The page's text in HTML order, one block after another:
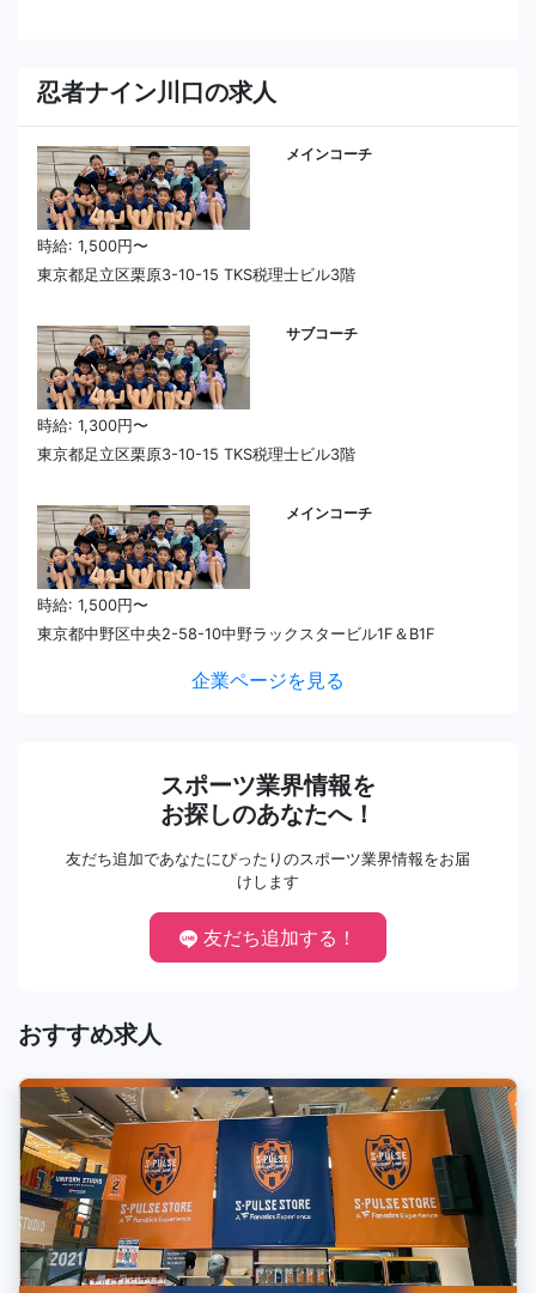
忍者ナイン川口の求人
メインコーチ
時給: 1,500円〜
東京都足立区栗原3-10-15 TKS税理士ビル3階
サブコーチ
時給: 1,300円〜
東京都足立区栗原3-10-15 TKS税理士ビル3階
メインコーチ
時給: 1,500円〜
東京都中野区中央2-58-10中野ラックスタービル1F＆B1F
企業ページを見る
スポーツ業界情報を
お探しのあなたへ！
友だち追加であなたにぴったりのスポーツ業界情報をお届
けします
友だち追加する！
おすすめ求人